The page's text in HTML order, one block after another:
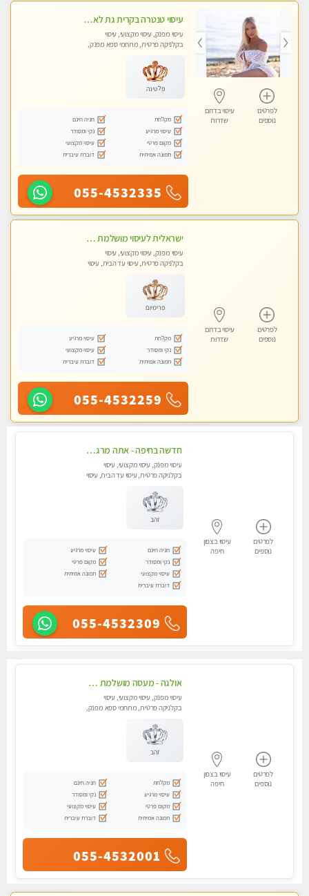
לפרטים
נוספים
עיסוי בדרום
שדרות
עיסוי טנטרה בקרית גת לא מה שחשבת הרבה יותר ממה שדמיינת פרטי!!! Highly recommended
עיסוי מפנק, עיסוי מקצועי, עיסוי
בקלניקה פרטית, מתחמי ספא מפנק,
טנטרה
פלטינה
מקלחת
חניה חינם
עיסוי מרגיע
נקי ומסודר
מקום פרטי
עיסוי מקצועי
תמונה אמיתית
דוברת עיברית
055-4532335
לפרטים
נוספים
עיסוי בדרום
שדרות
ישראלית לעיסוי מושלמת לעיסוי מושלם ואיכותי במיוחד !
עיסוי מפנק, עיסוי מקצועי, עיסוי
בקלניקה פרטית, עיסוי עד הבית, עיסוי
פרימיום
מקלחת
עיסוי מרגיע
נקי ומסודר
עיסוי מקצועי
תמונה אמיתית
דוברת עיברית
055-4532259
לפרטים
נוספים
עיסוי בצפון
חיפה
חדשה בחיפה - אתה מרגיש עייף??? זה הזמן להתפנק בעיסוי מקצועי ברמה גבוהה- Highly recommended
עיסוי מפנק, עיסוי מקצועי, עיסוי
בקלניקה פרטית, עיסוי עד הבית, עיסוי
זהב
חניה חינם
עיסוי מרגיע
נקי ומסודר
מקום פרטי
עיסוי מקצועי
תמונה אמיתית
דוברת עיברית
055-4532309
לפרטים
נוספים
עיסוי בצפון
חיפה
אולגה - מעסה מושלמת חדשה בעיר ! בחיפה טל - 052-5738058
עיסוי מפנק, עיסוי מקצועי, עיסוי
בקלניקה פרטית, מתחמי ספא מפנק,
עיסוי טנטרה
זהב
מקלחת
חניה חינם
עיסוי מרגיע
נקי ומסודר
מקום פרטי
עיסוי מקצועי
תמונה אמיתית
דוברת עיברית
055-4532001